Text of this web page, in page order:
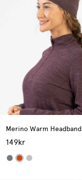
Merino Warm Headband
149kr